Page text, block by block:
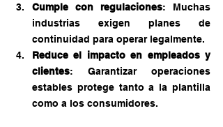
Cumple con regulaciones: Muchas
industrias exigen planes de
continuidad para operar legalmente.
Reduce el impacto en empleados y
clientes: Garantizar operaciones
estables protege tanto a la plantilla
como a los consumidores.